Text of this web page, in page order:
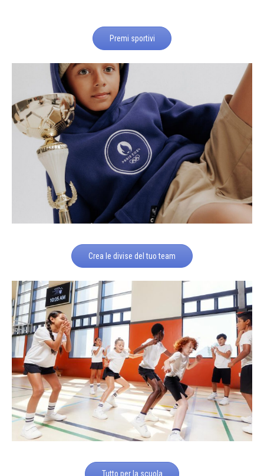
Premi sportivi
Crea le divise del tuo team
Tutto per la scuola